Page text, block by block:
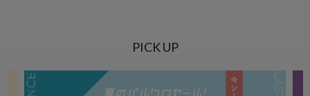
PICK UP